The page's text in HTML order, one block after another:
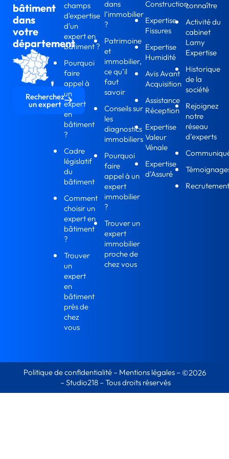
champs
d'expertise
d'un
expert en
bâtiment ?
Pourquoi
faire
appel à
un
expert
en
bâtiment
?
Cadre
législatif
du
bâtiment
Comment
choisir un
expert en
bâtiment
?
Trouver
un
expert
en
bâtiment
près de
chez
vous
dans
l’immobilier
?
Patrimoine
et
immobilier,
ce qu’il
faut
savoir
Conseils sur
les
diagnostics
immobiliers
Pourquoi
faire
appel à un
expert
immobilier
?
Trouver un
expert
immobilier
proche de
chez vous
Construction
Expertise
Fissures
Expertise
Humidité
Avis Avant
Acquisition
Assistance
Réception
Expertise
Valeur
Vénale
Expertise
d’Assuré
connaître
Activité du
cabinet
Lamy
Expertise
Historique
de la
société
Rejoignez
notre
réseau
d’experts
bâtiment
dans
votre
département
Recherchez
un expert
Politique de confidentialité – Mentions légales– ©2026
– Studio218– Tous droits réservés